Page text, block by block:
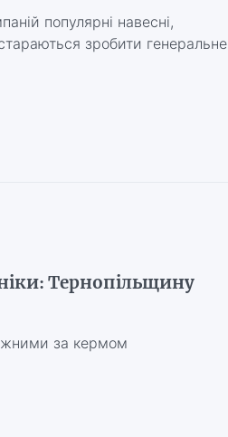
популярні навесні,
зробити генеральне
Тернопільщину
за кермом